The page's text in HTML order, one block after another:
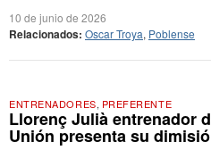
10 de junio de 2026
Relacionados: Oscar Troya, Poblense
ENTRENADORES, PREFERENTE
Llorenç Julià entrenador
Unión presenta su